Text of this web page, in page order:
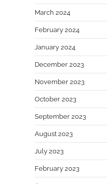
March 2024
February 2024
January 2024
December 2023
November 2023
October 2023
September 2023
August 2023
July 2023
February 2023